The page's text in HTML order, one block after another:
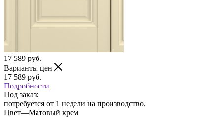
17 589 руб.
Варианты цен
17 589 руб.
Подробности
Под заказ:
потребуется от 1 недели на производство.
Цвет—Матовый крем